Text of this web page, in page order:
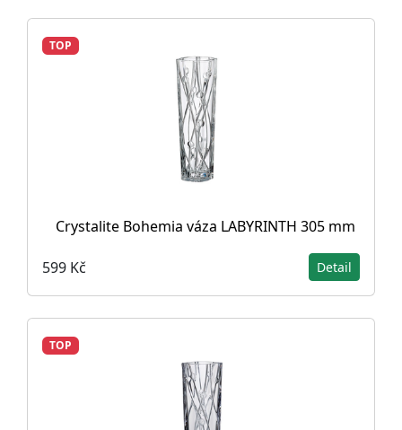
TOP
Crystalite Bohemia váza LABYRINTH 305 mm
599 Kč Detail
TOP